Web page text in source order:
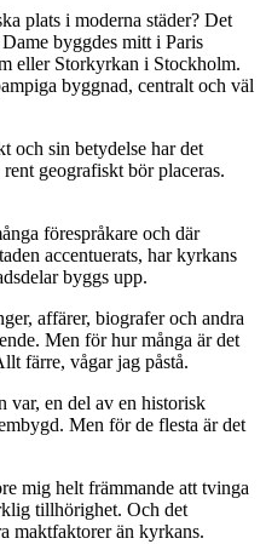
plats i moderna städer? Det
byggdes mitt i Paris
eller Storkyrkan i Stockholm.
byggnad, centralt och väl
och sin betydelse har det
geografiskt bör placeras.
förespråkare och där
accentuerats, har kyrkans
byggs upp.
affärer, biografer och andra
Men för hur många är det
färre, vågar jag påstå.
var, en del av en historisk
Men för de flesta är det
mig helt främmande att tvinga
tillhörighet. Och det
maktfaktorer än kyrkans.